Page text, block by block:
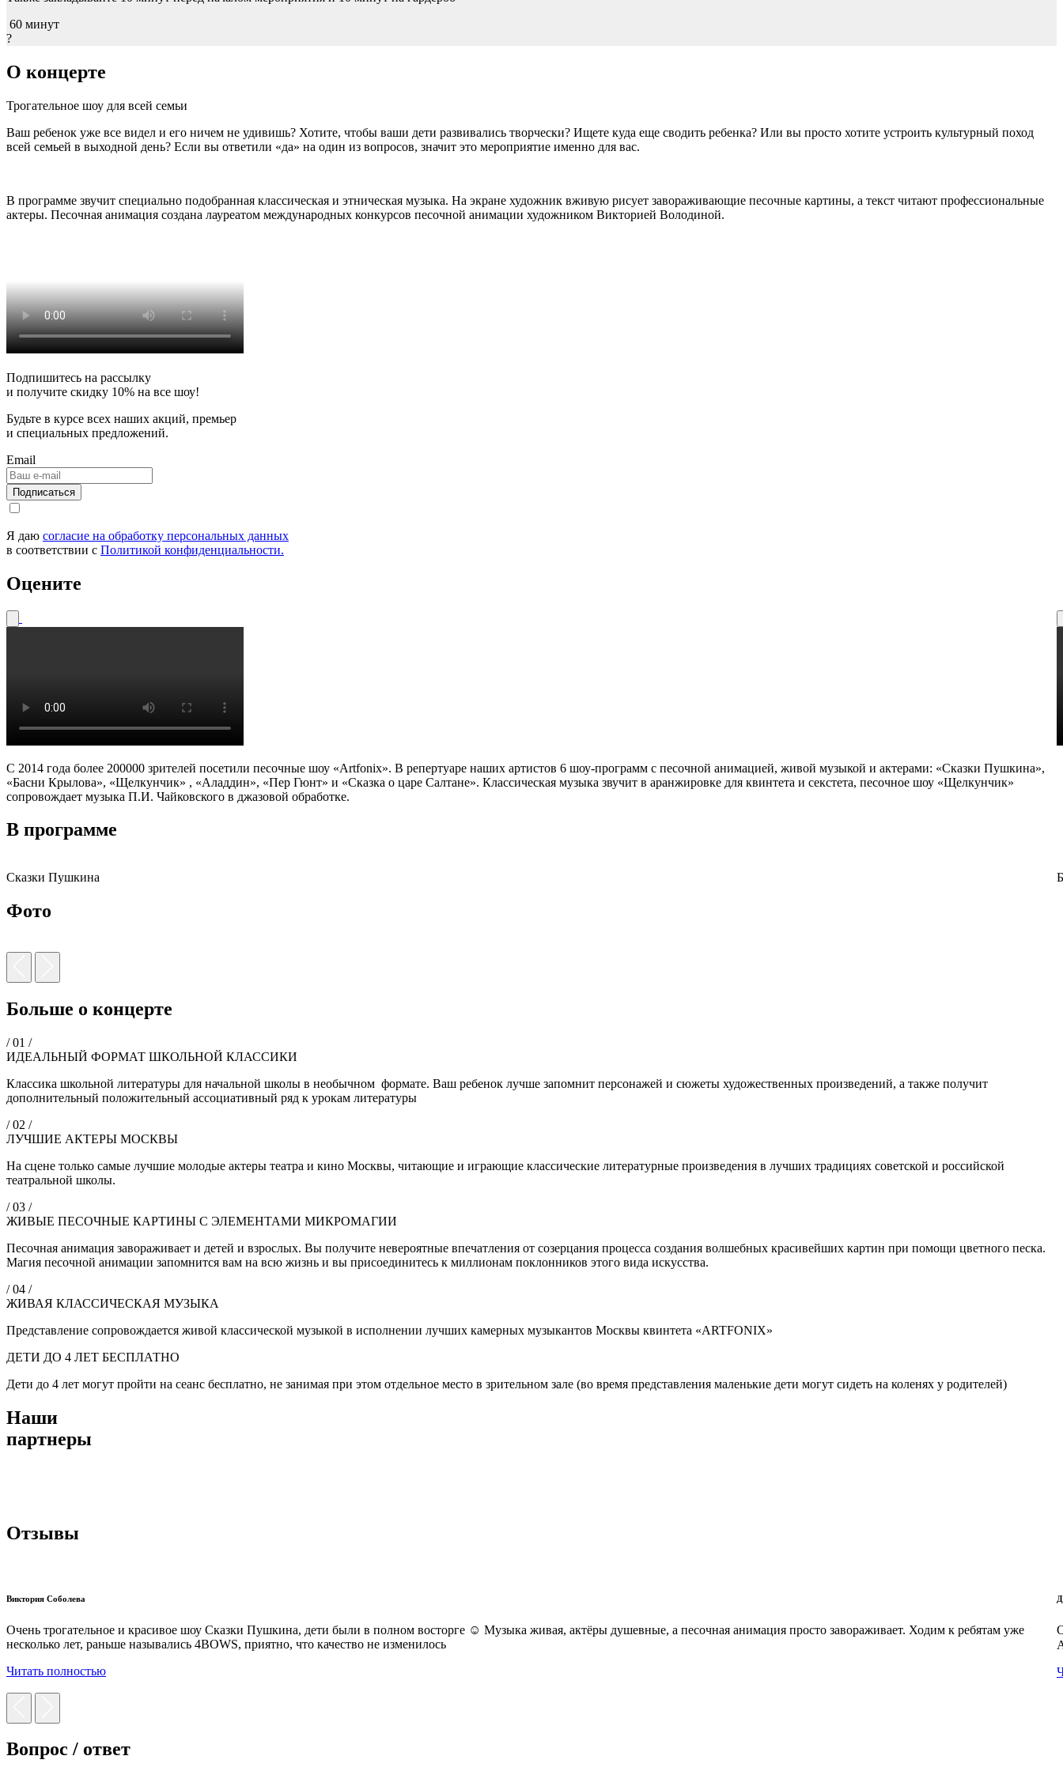
60 минут
?
О концерте
Трогательное шоу для всей семьи
Ваш ребенок уже все видел и его ничем не удивишь? Хотите, чтобы ваши дети развивались творчески? Ищете куда еще сводить ребенка? Или вы просто хотите устроить культурный поход
всей семьей в выходной день? Если вы ответили «да» на один из вопросов, значит это мероприятие именно для вас.
В программе звучит специально подобранная классическая и этническая музыка. На экране художник вживую рисует завораживающие песочные картины, а текст читают профессиональные
актеры. Песочная анимация создана лауреатом международных конкурсов песочной анимации художником Викторией Володиной.
Подпишитесь на рассылку
и получите скидку 10% на все шоу!
Будьте в курсе всех наших акций, премьер
и специальных предложений.
Email
Я даю согласие на обработку персональных данных
в соответствии с Политикой конфиденциальности.
Оцените
С 2014 года более 200000 зрителей посетили песочные шоу «Artfonix». В репертуаре наших артистов 6 шоу-программ с песочной анимацией, живой музыкой и актерами: «Сказки Пушкина»,
«Басни Крылова», «Щелкунчик» , «Аладдин», «Пер Гюнт» и «Сказка о царе Салтане». Классическая музыка звучит в аранжировке для квинтета и секстета, песочное шоу «Щелкунчик»
сопровождает музыка П.И. Чайковского в джазовой обработке.
В программе
Сказки Пушкина
Фото
Больше о концерте
/ 01 /
ИДЕАЛЬНЫЙ ФОРМАТ ШКОЛЬНОЙ КЛАССИКИ
Классика школьной литературы для начальной школы в необычном формате. Ваш ребенок лучше запомнит персонажей и сюжеты художественных произведений, а также получит
дополнительный положительный ассоциативный ряд к урокам литературы
/ 02 /
ЛУЧШИЕ АКТЕРЫ МОСКВЫ
На сцене только самые лучшие молодые актеры театра и кино Москвы, читающие и играющие классические литературные произведения в лучших традициях советской и российской
театральной школы.
/ 03 /
ЖИВЫЕ ПЕСОЧНЫЕ КАРТИНЫ С ЭЛЕМЕНТАМИ МИКРОМАГИИ
Песочная анимация завораживает и детей и взрослых. Вы получите невероятные впечатления от созерцания процесса создания волшебных красивейших картин при помощи цветного песка.
Магия песочной анимации запомнится вам на всю жизнь и вы присоединитесь к миллионам поклонников этого вида искусства.
/ 04 /
ЖИВАЯ КЛАССИЧЕСКАЯ МУЗЫКА
Представление сопровождается живой классической музыкой в исполнении лучших камерных музыкантов Москвы квинтета «ARTFONIX»
ДЕТИ ДО 4 ЛЕТ БЕСПЛАТНО
Дети до 4 лет могут пройти на сеанс бесплатно, не занимая при этом отдельное место в зрительном зале (во время представления маленькие дети могут сидеть на коленях у родителей)
Наши
партнеры
Отзывы
Виктория Соболева
Очень трогательное и красивое шоу Сказки Пушкина, дети были в полном восторге ☺️ Музыка живая, актёры душевные, а песочная анимация просто завораживает. Ходим к ребятам уже
несколько лет, раньше назывались 4BOWS, приятно, что качество не изменилось
Читать полностью
Вопрос / ответ